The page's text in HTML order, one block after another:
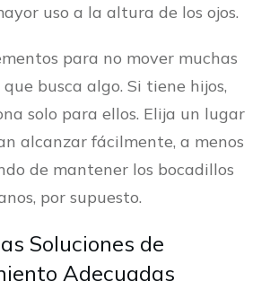
uso a la altura de los ojos.
para no mover muchas
busca algo. Si tiene hijos,
solo para ellos. Elija un lugar
alcanzar fácilmente, a menos
de mantener los bocadillos
por supuesto.
Soluciones de
Adecuadas